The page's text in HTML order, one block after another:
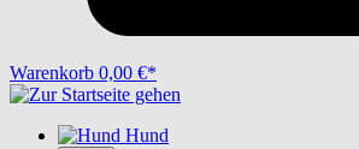
Warenkorb 0,00 €*
Hund